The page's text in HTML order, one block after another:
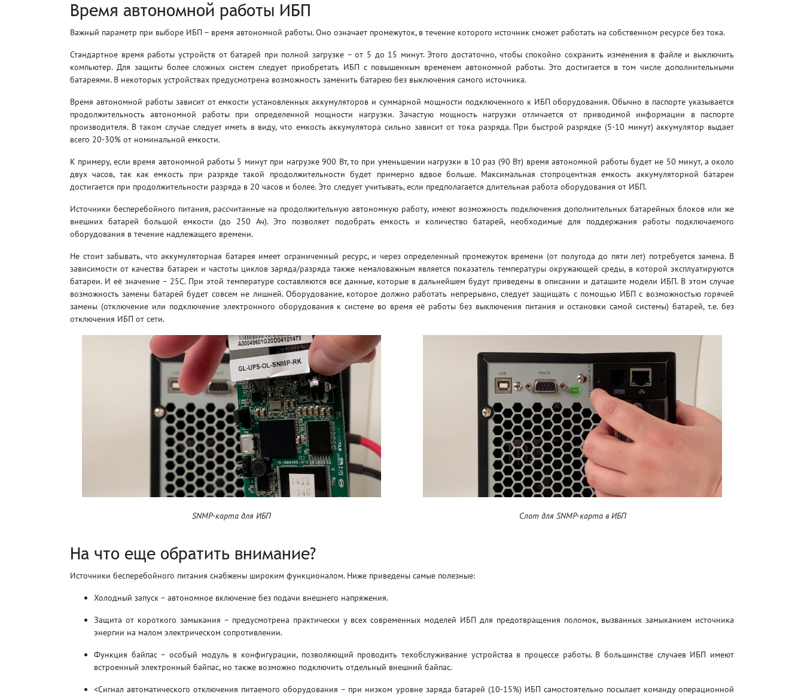
Время автономной работы ИБП
Важный параметр при выборе ИБП – время автономной работы. Оно означает промежуток, в течение которого источник сможет работать на собственном ресурсе без тока.
Стандартное время работы устройств от батарей при полной загрузке – от 5 до 15 минут. Этого достаточно, чтобы спокойно сохранить изменения в файле и выключить
компьютер. Для защиты более сложных систем следует приобретать ИБП с повышенным временем автономной работы. Это достигается в том числе дополнительными
батареями. В некоторых устройствах предусмотрена возможность заменить батарею без выключения самого источника.
Время автономной работы зависит от емкости установленных аккумуляторов и суммарной мощности подключенного к ИБП оборудования. Обычно в паспорте указывается
продолжительность автономной работы при определенной мощности нагрузки. Зачастую мощность нагрузки отличается от приводимой информации в паспорте
производителя. В таком случае следует иметь в виду, что емкость аккумулятора сильно зависит от тока разряда. При быстрой разрядке (5-10 минут) аккумулятор выдает
всего 20-30% от номинальной емкости.
К примеру, если время автономной работы 5 минут при нагрузке 900 Вт, то при уменьшении нагрузки в 10 раз (90 Вт) время автономной работы будет не 50 минут, а около
двух часов, так как емкость при разряде такой продолжительности будет примерно вдвое больше. Максимальная стопроцентная емкость аккумуляторной батареи
достигается при продолжительности разряда в 20 часов и более. Это следует учитывать, если предполагается длительная работа оборудования от ИБП.
Источники бесперебойного питания, рассчитанные на продолжительную автономную работу, имеют возможность подключения дополнительных батарейных блоков или же
внешних батарей большой емкости (до 250 Ач). Это позволяет подобрать емкость и количество батарей, необходимые для поддержания работы подключаемого
оборудования в течение надлежащего времени.
Не стоит забывать, что аккумуляторная батарея имеет ограниченный ресурс, и через определенный промежуток времени (от полугода до пяти лет) потребуется замена. В
зависимости от качества батареи и частоты циклов заряда/разряда также немаловажным является показатель температуры окружающей среды, в которой эксплуатируются
батареи. И её значение – 25С. При этой температуре составляются все данные, которые в дальнейшем будут приведены в описании и даташите модели ИБП. В этом случае
возможность замены батарей будет совсем не лишней. Оборудование, которое должно работать непрерывно, следует защищать с помощью ИБП с возможностью горячей
замены (отключение или подключение электронного оборудования к системе во время её работы без выключения питания и остановки самой системы) батарей, т.е. без
отключения ИБП от сети.
SNMP-карта для ИБП Слот для SNMP-карта в ИБП
На что еще обратить внимание?
Источники бесперебойного питания снабжены широким функционалом. Ниже приведены самые полезные:
Холодный запуск – автономное включение без подачи внешнего напряжения.
Защита от короткого замыкания – предусмотрена практически у всех современных моделей ИБП для предотвращения поломок, вызванных замыканием источника
энергии на малом электрическом сопротивлении.
Функция байпас – особый модуль в конфигурации, позволяющий проводить техобслуживание устройства в процессе работы. В большинстве случаев ИБП имеют
встроенный электронный байпас, но также возможно подключить отдельный внешний байпас.
<Сигнал автоматического отключения питаемого оборудования – при низком уровне заряда батарей (10-15%) ИБП самостоятельно посылает команду операционной